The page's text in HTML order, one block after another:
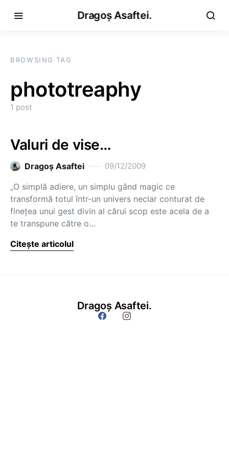
Dragoș Asaftei.
BROWSING TAG
phototreaphy
1 post
Valuri de vise…
Dragoş Asaftei 09/12/2009
„O simplă adiere, un simplu gând magic ce
transformă totul într-un univers neclar conturat de
fineţea unui gest divin al cărui scop este acela de a
te transpune către o…
Citește articolul
Dragoș Asaftei.